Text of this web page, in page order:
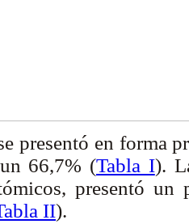
presentó en forma
66,7% (Tabla I).
presentó
II).